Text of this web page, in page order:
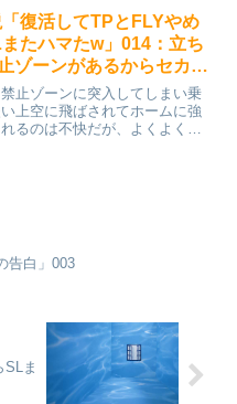
した移動方法。...
復活してTPとFLYやめ
たハマたw」014：立ち
ゾーンがあるからセカン
の冒険は面白い
止ゾーンに突入してしまい乗
上空に飛ばされてホームに強
るのは不快だが、よくよく考
告白」003
ま